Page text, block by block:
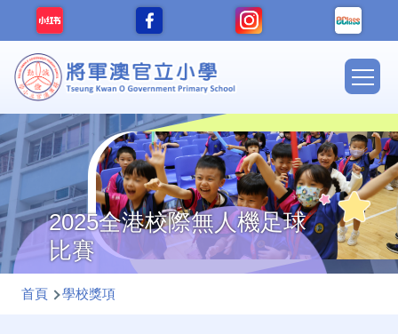
移至主內容
Main
2025全港校際無人機足球
比賽
導
首頁 學校獎項